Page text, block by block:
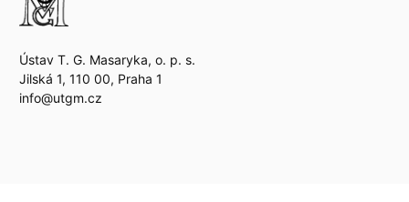
Ústav T. G. Masaryka, o. p. s.
Jilská 1, 110 00, Praha 1
info@utgm.cz